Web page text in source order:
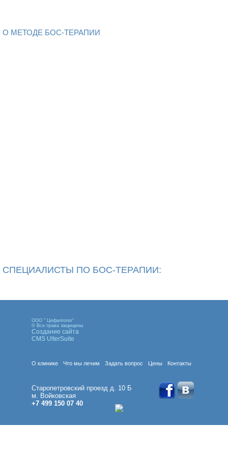
О МЕТОДЕ БОС-ТЕРАПИИ
СПЕЦИАЛИСТЫ ПО БОС-ТЕРАПИИ:
ООО " Цефалголог"
© Все права защищены
Создание сайта
CMS UlterSuite
О клинике Что мы лечим Задать вопрос Цены Контакты
Старопетровский проезд д. 10 Б
м. Войковская
+7 499 150 07 40